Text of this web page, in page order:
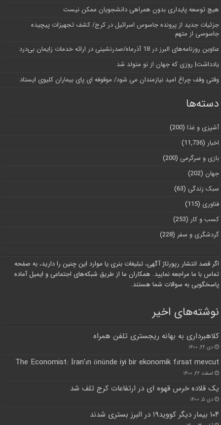
هیچ توسعه پایداری بدون همراهی دانشجویان ممکن نیست
جزئیات جدید از پرونده جاسوس اسرائیل در کرج/‌ کشف تجهیزات پیچیده
جاسوسی از متهم
عناوین روزنامه‌های البرز در ‌18 آذرماه/صدرنشینی در ارائه خدمات زایمان بی‌درد
یادداشت| روزی که جهان از نو متولد شد
وقتی وقف چراغ امید نیازمندان می شود/ موقوفه ای پای بیماران کلیوی ایستاد
دسته‌ها
آشپزی و غذا (200)
اخبار (11,736)
بازی و سرگرمی (200)
جهان (202)
سبک زندگی (63)
فناوری (115)
کسب و کار (253)
گردشگری و سفر (228)
اگر قصد انتشار رپورتاژ آگهی، تبلیغات بنری یا موارد این چنین را دارید، به صفحه
تماس با ما مراجعه نمایید. همکاران ما از طریق شبکه‌های اجتماعی و ایمیل آماده
پاسخگویی به سوالات شما هستند.
نوشته‌های اخیر
کلاهبرداری به بهانه ریجستری تلفن همراه
دی ۲۲, ۱۴۰۰
The Economist: İran’ın önünde iyi bir ekonomik fırsat mevcut
اسفند ۲۲, ۱۴۰۰
یک قلاده خرس قهوه ای در ارتفاعات کرج تلف شد
دی ۵, ۱۴۰۰
۱۰۴ بیمار دیگر کووید۱۹ در البرز بستری شدند